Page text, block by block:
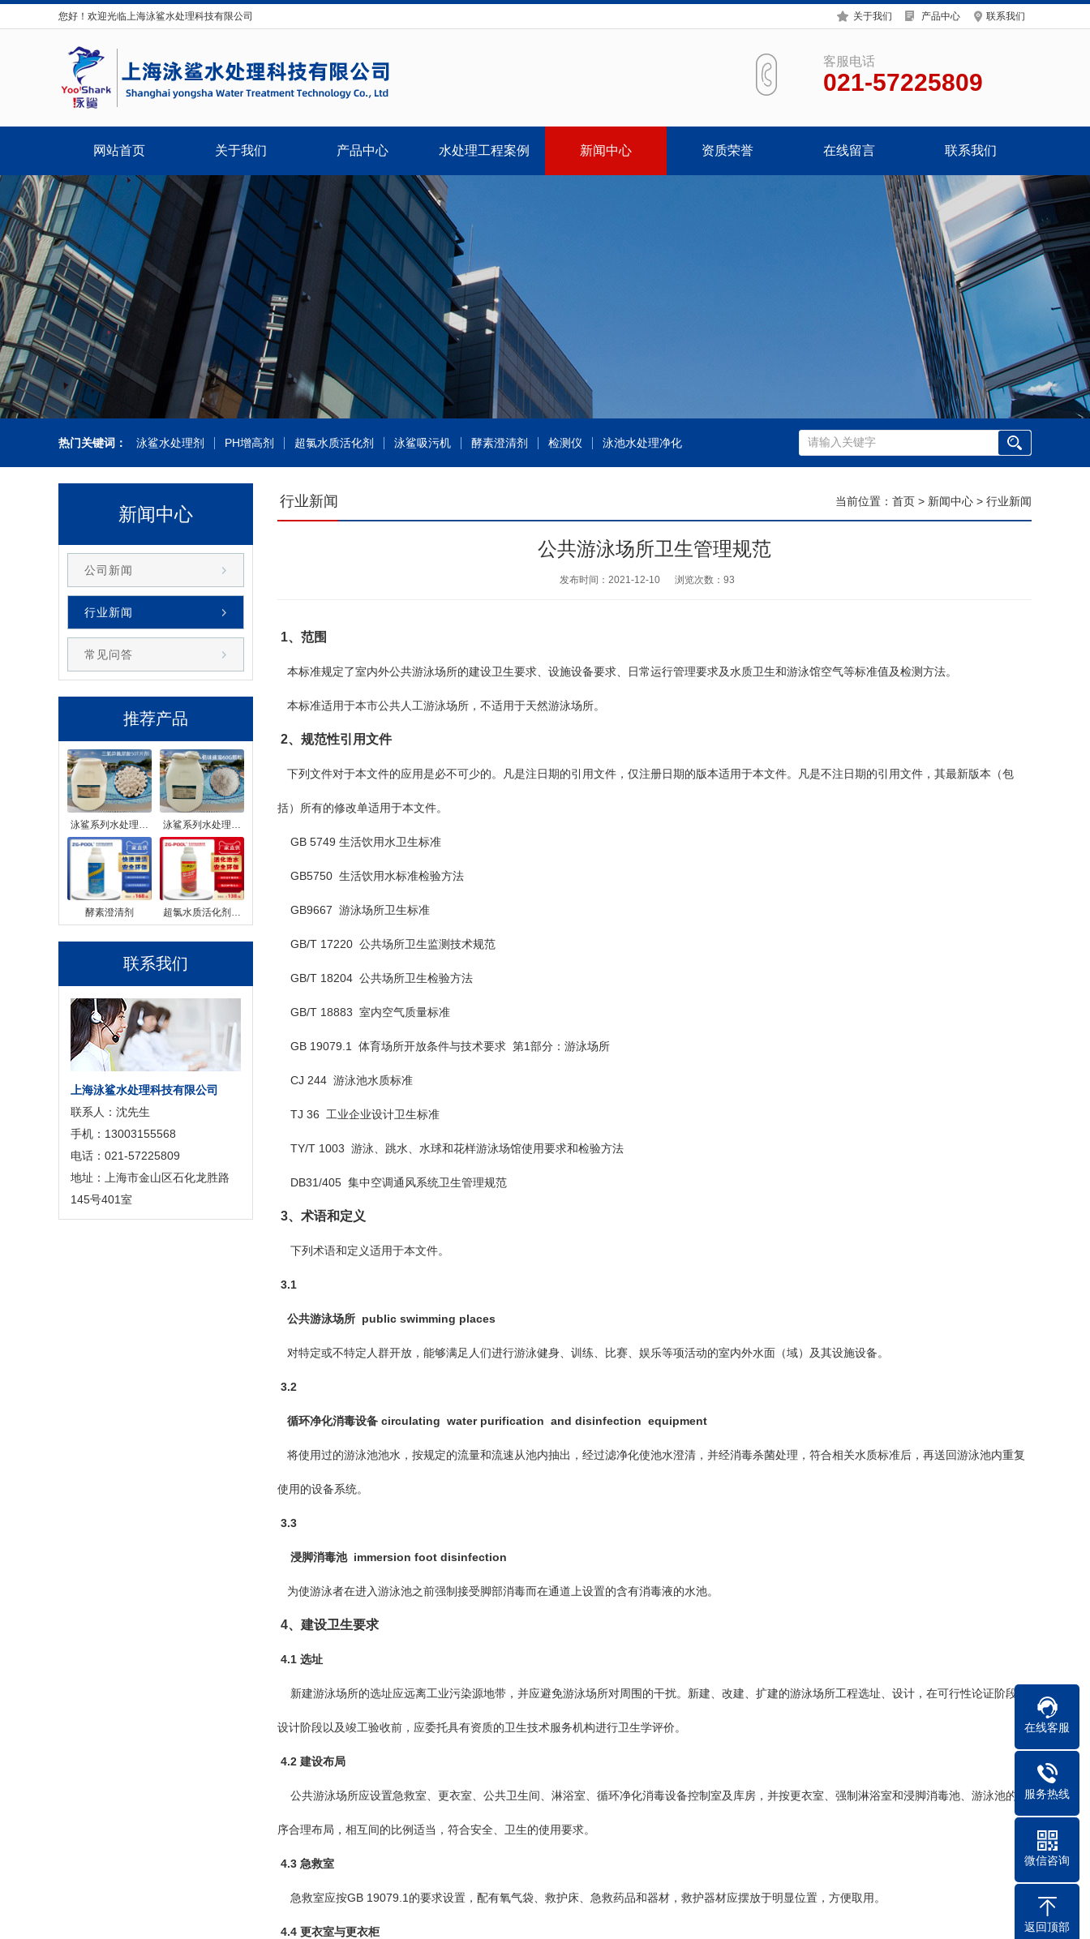
您好！欢迎光临上海泳鲨水处理科技有限公司 关于我们 产品中心 联系我们
客服电话
021-57225809
网站首页 关于我们 产品中心 水处理工程案例 新闻中心 资质荣誉 在线留言 联系我们
热门关键词： 泳鲨水处理剂 PH增高剂 超氯水质活化剂 泳鲨吸污机 酵素澄清剂 检测仪 泳池水处理净化
新闻中心
公司新闻
行业新闻
常见问答
推荐产品
泳鲨系列水处理… 泳鲨系列水处理…
酵素澄清剂 超氯水质活化剂…
联系我们
上海泳鲨水处理科技有限公司
联系人：沈先生
手机：13003155568
电话：021-57225809
地址：上海市金山区石化龙胜路
145号401室
当前位置： 首页 > 新闻中心 > 行业新闻
行业新闻
公共游泳场所卫生管理规范
发布时间：2021-12-10 浏览次数： 93
1、范围
本标准规定了室内外公共游泳场所的建设卫生要求、设施设备要求、日常运行管理要求及水质卫生和游泳馆空气等标准值及检测方法。
本标准适用于本市公共人工游泳场所，不适用于天然游泳场所。
2、规范性引用文件
下列文件对于本文件的应用是必不可少的。凡是注日期的引用文件，仅注册日期的版本适用于本文件。凡是不注日期的引用文件，其最新版本（包
括）所有的修改单适用于本文件。
GB 5749 生活饮用水卫生标准
GB5750 生活饮用水标准检验方法
GB9667 游泳场所卫生标准
GB/T 17220 公共场所卫生监测技术规范
GB/T 18204 公共场所卫生检验方法
GB/T 18883 室内空气质量标准
GB 19079.1 体育场所开放条件与技术要求 第1部分：游泳场所
CJ 244 游泳池水质标准
TJ 36 工业企业设计卫生标准
TY/T 1003 游泳、跳水、水球和花样游泳场馆使用要求和检验方法
DB31/405 集中空调通风系统卫生管理规范
3、术语和定义
下列术语和定义适用于本文件。
3.1
公共游泳场所 public swimming places
对特定或不特定人群开放，能够满足人们进行游泳健身、训练、比赛、娱乐等项活动的室内外水面（域）及其设施设备。
3.2
循环净化消毒设备 circulating water purification and disinfection equipment
将使用过的游泳池池水，按规定的流量和流速从池内抽出，经过滤净化使池水澄清，并经消毒杀菌处理，符合相关水质标准后，再送回游泳池内重复
使用的设备系统。
3.3
浸脚消毒池 immersion foot disinfection
为使游泳者在进入游泳池之前强制接受脚部消毒而在通道上设置的含有消毒液的水池。
4、建设卫生要求
4.1 选址
新建游泳场所的选址应远离工业污染源地带，并应避免游泳场所对周围的干扰。新建、改建、扩建的游泳场所工程选址、设计，在可行性论证阶段或
设计阶段以及竣工验收前，应委托具有资质的卫生技术服务机构进行卫生学评价。
4.2 建设布局
公共游泳场所应设置急救室、更衣室、公共卫生间、淋浴室、循环净化消毒设备控制室及库房，并按更衣室、强制淋浴室和浸脚消毒池、游泳池的顺
序合理布局，相互间的比例适当，符合安全、卫生的使用要求。
4.3 急救室
急救室应按GB 19079.1的要求设置，配有氧气袋、救护床、急救药品和器材，救护器材应摆放于明显位置，方便取用。
4.4 更衣室与更衣柜
在线客服
服务热线
微信咨询
返回顶部